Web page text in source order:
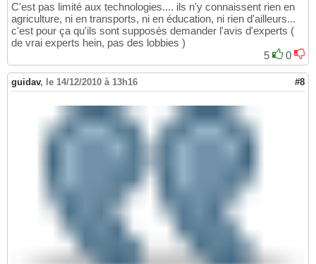
C'est pas limité aux technologies.... ils n'y connaissent rien en
agriculture, ni en transports, ni en éducation, ni rien d'ailleurs...
c'est pour ça qu'ils sont supposés demander l'avis d'experts (
de vrai experts hein, pas des lobbies )
5
0
guidav, le 14/12/2010 à 13h16 #8